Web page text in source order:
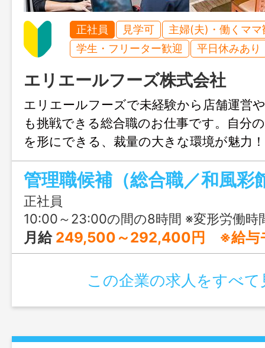
正社員 見学可
主婦(夫)・働くママ
学生・フリーター歓迎
平日休みあり
エリエールフーズ株式会社
エリエールフーズで未経験から店舗運営
も挑戦できる総合職のお仕事です。自分
を形にできる、裁量の大きな環境が魅力
ってはうれしい年間休日115日で、プラ
しながらキャリアアップを目指せます。
正社員
10:00～23:00の間の8時間 ※変形労働時
月給 249,500～292,400円 ※給与
この企業の求人をすべて